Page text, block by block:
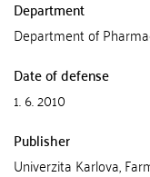
Department
Department of
Date of defense
1. 6. 2010
Publisher
Univerzita Karlova,